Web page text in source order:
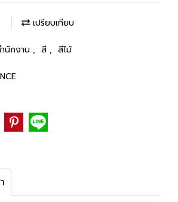
เปรียบเทียบ
นักงาน , สี , สีไม้